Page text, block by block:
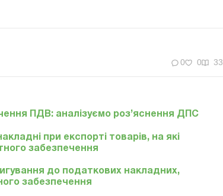
0 0 33
ПДВ: аналізуємо роз’яснення ДПС
при експорті товарів, на які
забезпечення
до податкових накладних,
забезпечення